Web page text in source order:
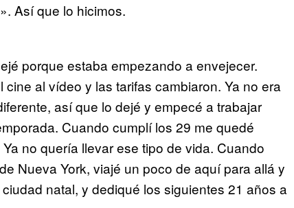
Así que lo hicimos.
porque estaba empezando a envejecer.
al vídeo y las tarifas cambiaron. Ya no era
así que lo dejé y empecé a trabajar
Cuando cumplí los 29 me quedé
no quería llevar ese tipo de vida. Cuando
Nueva York, viajé un poco de aquí para allá y
natal, y dediqué los siguientes 21 años a